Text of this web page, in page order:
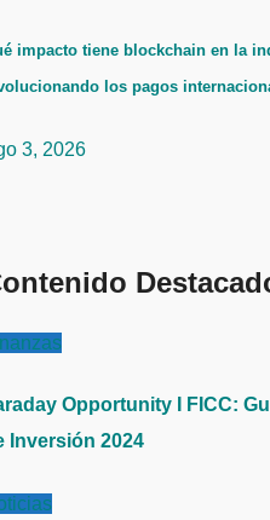
impacto tiene blockchain en la
los pagos
3, 2026
Opportunity I FICC:
Inversión 2024